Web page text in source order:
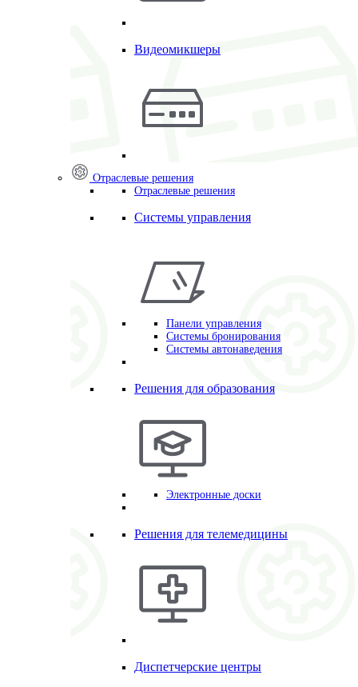
Видеомикшеры
Отраслевые решения
Отраслевые решения
Системы управления
Панели управления
Системы бронирования
Системы автонаведения
Решения для образования
Электронные доски
Решения для телемедицины
Диспетчерские центры